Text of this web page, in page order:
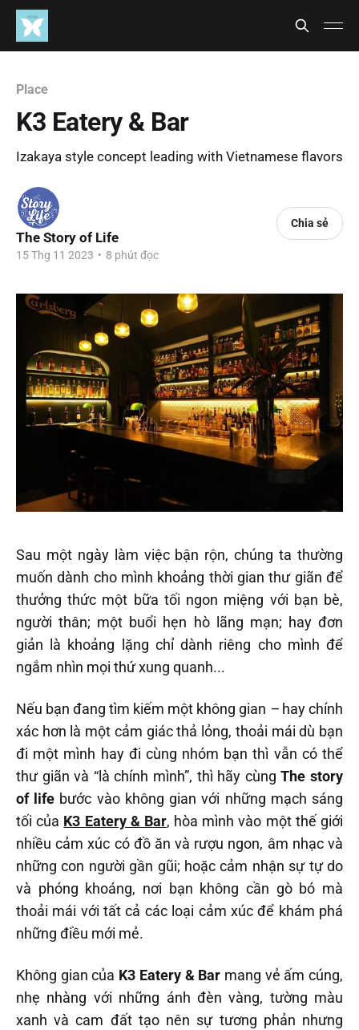
Place
K3 Eatery & Bar
Izakaya style concept leading with Vietnamese flavors
The Story of Life
15 Thg 11 2023 • 8 phút đọc
Chia sẻ
Sau một ngày làm việc bận rộn, chúng ta thường
muốn dành cho mình khoảng thời gian thư giãn để
thưởng thức một bữa tối ngon miệng với bạn bè,
người thân; một buổi hẹn hò lãng mạn; hay đơn
giản là khoảng lặng chỉ dành riêng cho mình để
ngắm nhìn mọi thứ xung quanh...
Nếu bạn đang tìm kiếm một không gian – hay chính
xác hơn là một cảm giác thả lỏng, thoải mái dù bạn
đi một mình hay đi cùng nhóm bạn thì vẫn có thể
thư giãn và “là chính mình”, thì hãy cùngThe story
of life bước vào không gian với những mạch sáng
tối của K3 Eatery & Bar, hòa mình vào một thế giới
nhiều cảm xúc có đồ ăn và rượu ngon, âm nhạc và
những con người gần gũi; hoặc cảm nhận sự tự do
và phóng khoáng, nơi bạn không cần gò bó mà
thoải mái với tất cả các loại cảm xúc để khám phá
những điều mới mẻ.
Không gian của K3 Eatery & Bar mang vẻ ấm cúng,
nhẹ nhàng với những ánh đèn vàng, tường màu
xanh và cam đất tạo nên sự tương phản nhưng